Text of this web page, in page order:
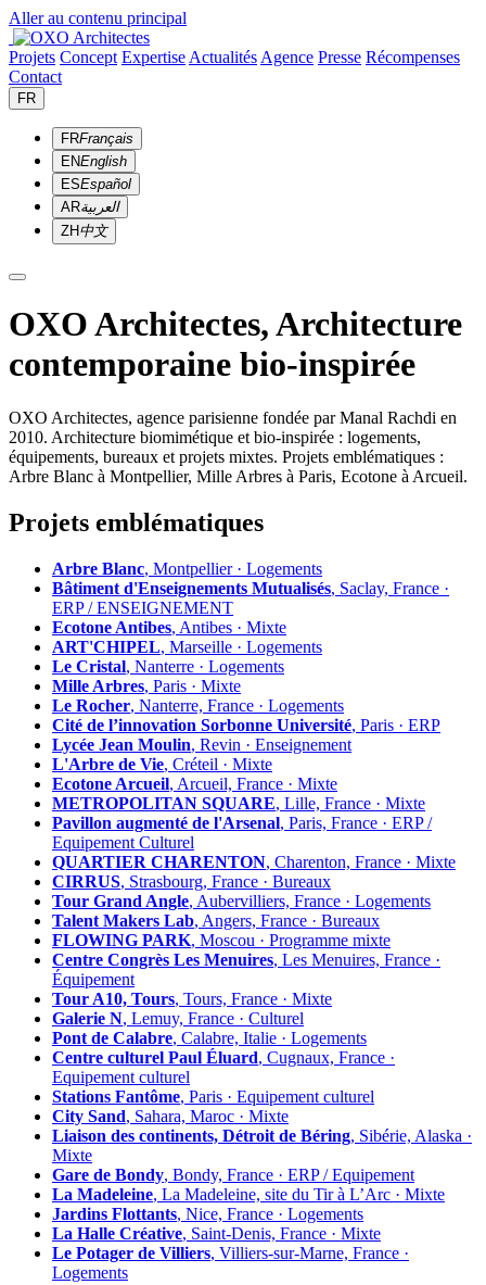
Aller au contenu principal
Projets Concept Expertise Actualités Agence Presse Récompenses
Contact
FR
FRFrançais
ENEnglish
ESEspañol
ARالعربية
ZH中文
OXO Architectes, Architecture
contemporaine bio-inspirée
OXO Architectes, agence parisienne fondée par Manal Rachdi en
2010. Architecture biomimétique et bio-inspirée : logements,
équipements, bureaux et projets mixtes. Projets emblématiques :
Arbre Blanc à Montpellier, Mille Arbres à Paris, Ecotone à Arcueil.
Projets emblématiques
Arbre Blanc, Montpellier · Logements
Bâtiment d'Enseignements Mutualisés, Saclay, France ·
ERP / ENSEIGNEMENT
Ecotone Antibes, Antibes · Mixte
ART'CHIPEL, Marseille · Logements
Le Cristal, Nanterre · Logements
Mille Arbres, Paris · Mixte
Le Rocher, Nanterre, France · Logements
Cité de l’innovation Sorbonne Université, Paris · ERP
Lycée Jean Moulin, Revin · Enseignement
L'Arbre de Vie, Créteil · Mixte
Ecotone Arcueil, Arcueil, France · Mixte
METROPOLITAN SQUARE, Lille, France · Mixte
Pavillon augmenté de l'Arsenal, Paris, France · ERP /
Equipement Culturel
QUARTIER CHARENTON, Charenton, France · Mixte
CIRRUS, Strasbourg, France · Bureaux
Tour Grand Angle, Aubervilliers, France · Logements
Talent Makers Lab, Angers, France · Bureaux
FLOWING PARK, Moscou · Programme mixte
Centre Congrès Les Menuires, Les Menuires, France ·
Équipement
Tour A10, Tours, Tours, France · Mixte
Galerie N, Lemuy, France · Culturel
Pont de Calabre, Calabre, Italie · Logements
Centre culturel Paul Éluard, Cugnaux, France ·
Equipement culturel
Stations Fantôme, Paris · Equipement culturel
City Sand, Sahara, Maroc · Mixte
Liaison des continents, Détroit de Béring, Sibérie, Alaska ·
Mixte
Gare de Bondy, Bondy, France · ERP / Equipement
La Madeleine, La Madeleine, site du Tir à L’Arc · Mixte
Jardins Flottants, Nice, France · Logements
La Halle Créative, Saint-Denis, France · Mixte
Le Potager de Villiers, Villiers-sur-Marne, France ·
Logements